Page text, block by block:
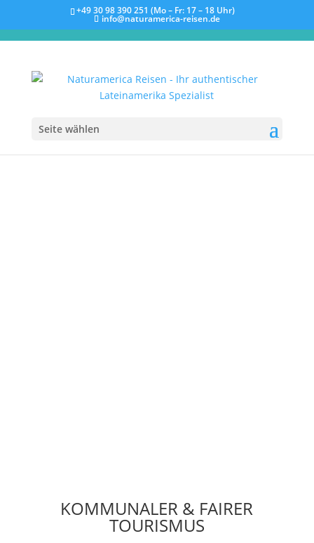
+49 30 98 390 251 (Mo – Fr: 17 – 18 Uhr)
info@naturamerica-reisen.de
Seite wählen
KOMMUNALER & FAIRER
TOURISMUS